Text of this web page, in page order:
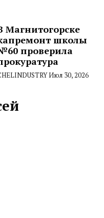
Магнитогорске
школы
проверила
Июл 30, 2026